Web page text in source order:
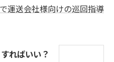
運送会社様向けの巡回指導
ればいい？